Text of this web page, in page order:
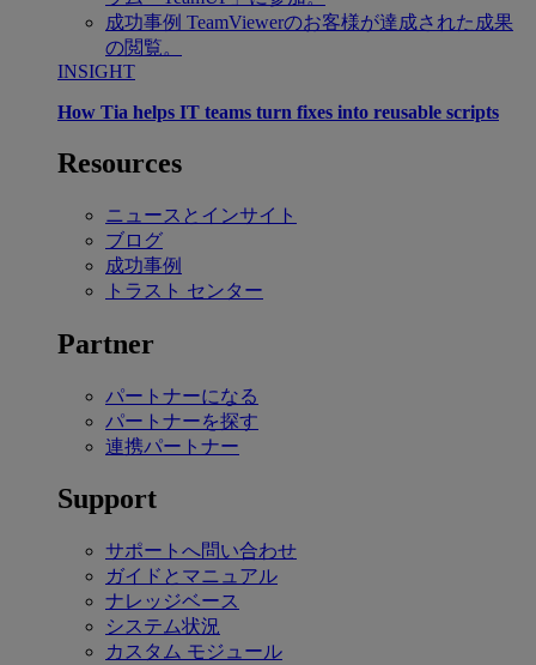
成功事例 TeamViewerのお客様が達成された成果
の閲覧。
INSIGHT
How Tia helps IT teams turn fixes into reusable scripts
Resources
ニュースとインサイト
ブログ
成功事例
トラスト センター
Partner
パートナーになる
パートナーを探す
連携パートナー
Support
サポートへ問い合わせ
ガイドとマニュアル
ナレッジベース
システム状況
カスタム モジュール